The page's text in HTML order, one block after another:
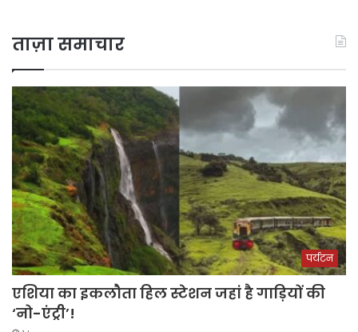
ताज़ा समाचार
पर्यटन
एशिया का इकलौता हिल स्टेशन जहां है गाड़ियों की
‘नो-एंट्री’!